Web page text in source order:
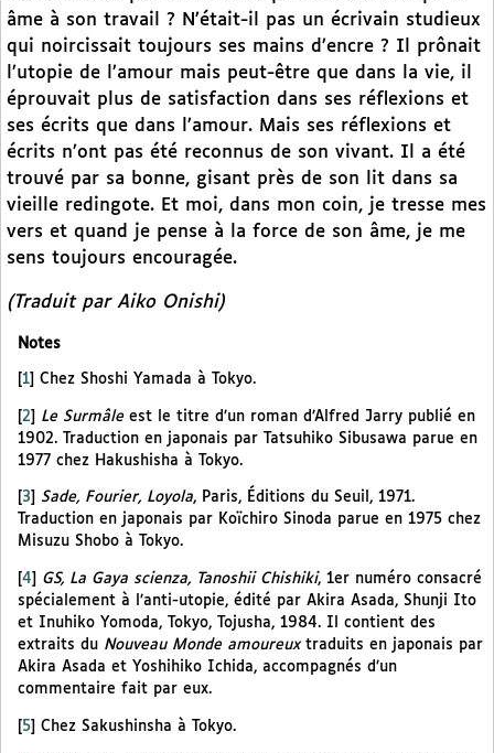
âme à son travail ? N’était-il pas un écrivain studieux
qui noircissait toujours ses mains d’encre ? Il prônait
l’utopie de l’amour mais peut-être que dans la vie, il
éprouvait plus de satisfaction dans ses réflexions et
ses écrits que dans l’amour. Mais ses réflexions et
écrits n’ont pas été reconnus de son vivant. Il a été
trouvé par sa bonne, gisant près de son lit dans sa
vieille redingote. Et moi, dans mon coin, je tresse mes
vers et quand je pense à la force de son âme, je me
sens toujours encouragée.
(Traduit par Aiko Onishi)
Notes
1 Chez Shoshi Yamada à Tokyo.
[2] Le Surmâle est le titre d’un roman d’Alfred Jarry publié en
1902. Traduction en japonais par Tatsuhiko Sibusawa parue en
1977 chez Hakushisha à Tokyo.
3 Sade, Fourier, Loyola, Paris, Éditions du Seuil, 1971.
Traduction en japonais par Koïchiro Sinoda parue en 1975 chez
Misuzu Shobo à Tokyo.
4 GS, La Gaya scienza, Tanoshii Chishiki, 1er numéro consacré
spécialement à l’anti-utopie, édité par Akira Asada, Shunji Ito
et Inuhiko Yomoda, Tokyo, Tojusha, 1984. Il contient des
extraits du Nouveau Monde amoureux traduits en japonais par
Akira Asada et Yoshihiko Ichida, accompagnés d’un
commentaire fait par eux.
[5] Chez Sakushinsha à Tokyo.